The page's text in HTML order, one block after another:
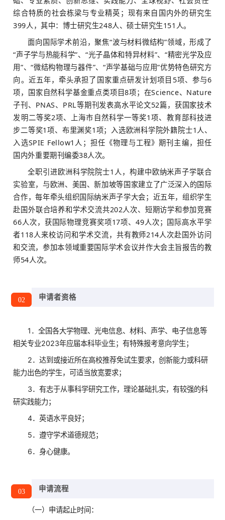
综合特质的社会栋梁与专业精英；现有来自国内外的研究生
399人，其中：博士研究生248人、硕士研究生151人。
面向国际学术前沿，聚焦“波与材料微结构”领域，形成了
“声子学与热能科学”、“光子晶体和特异材料”、“精密光学及应
用”、“微结构物理与器件”、“声学基础与应用”优势特色研究方
向。近五年，牵头承担了国家重点研发计划项目5项、参与6
项，国家自然科学基金重点类项目8项；在Science、Nature
子刊、PNAS、PRL等期刊发表高水平论文52篇，获国家技术
发明二等奖2项、上海市自然科学一等奖1项、教育部科技进
步二等奖1项、布里渊奖1项；入选欧洲科学院外籍院士1人、
入选SPIE Fellow1人；担任《物理与工程》期刊主编，担任
国内外重要期刊编委38人次。
全职引进欧洲科学院院士1人，构建中欧纳米声子学联合
实验室，与欧洲、美国、新加坡等国家建立了广泛深入的国际
合作，每年牵头组织国际纳米声子学大会；近五年，组织学生
赴国外联合培养和学术交流共202人次、短期访学和参加竞赛
66人次，获国际物理竞赛奖项17项、49人次；国际高水平学
者118人来校访问和学术交流，共有教师214人次赴国外访问
和交流，参加本领域重要国际学术会议并作大会主旨报告的教
师54人次。
02 申请者资格
1 ．全国各大学物理、光电信息、材料、声学、电子信息等
相关专业2023年应届本科毕业生；有特殊报考意向学生；
2．达到或接近所在高校推荐免试生要求，创新能力或科研
能力出色的学生，可适当放宽要求；
3．有志于从事科学研究工作，理论基础扎实，有较强的科
研实践能力；
4．英语水平良好；
5．遵守学术道德规范；
6． 身心健康。
03 申请流程
（一）申请起止时间：